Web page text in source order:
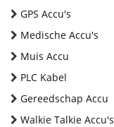
GPS Accu's
Medische Accu's
Muis Accu
PLC Kabel
Gereedschap Accu
Walkie Talkie Accu's